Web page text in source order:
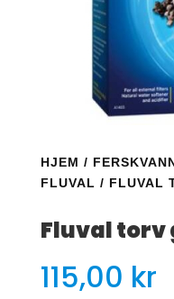
HJEM /
FLUVAL / FLUVAL
Fluval torv
115,00 kr